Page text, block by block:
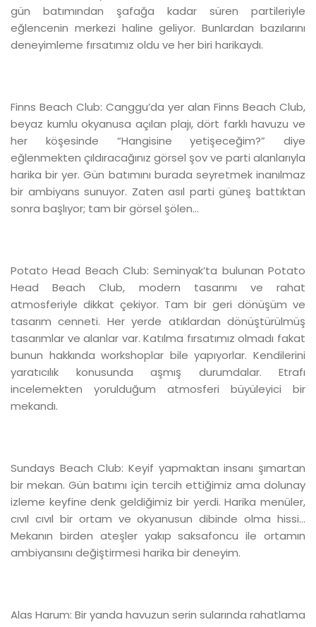
gün batımından şafağa kadar süren partileriyle
eğlencenin merkezi haline geliyor. Bunlardan bazılarını
deneyimleme fırsatımız oldu ve her biri harikaydı.
Finns Beach Club: Canggu’da yer alan Finns Beach Club,
beyaz kumlu okyanusa açılan plajı, dört farklı havuzu ve
her köşesinde “Hangisine yetişeceğim?” diye
eğlenmekten çıldıracağınız görsel şov ve parti alanlarıyla
harika bir yer. Gün batımını burada seyretmek inanılmaz
bir ambiyans sunuyor. Zaten asıl parti güneş battıktan
sonra başlıyor; tam bir görsel şölen...
Potato Head Beach Club: Seminyak’ta bulunan Potato
Head Beach Club, modern tasarımı ve rahat
atmosferiyle dikkat çekiyor. Tam bir geri dönüşüm ve
tasarım cenneti. Her yerde atıklardan dönüştürülmüş
tasarımlar ve alanlar var. Katılma fırsatımız olmadı fakat
bunun hakkında workshoplar bile yapıyorlar. Kendilerini
yaratıcılık konusunda aşmış durumdalar. Etrafı
incelemekten yorulduğum atmosferi büyüleyici bir
mekandı.
Sundays Beach Club: Keyif yapmaktan insanı şımartan
bir mekan. Gün batımı için tercih ettiğimiz ama dolunay
izleme keyfine denk geldiğimiz bir yerdi. Harika menüler,
cıvıl cıvıl bir ortam ve okyanusun dibinde olma hissi...
Mekanın birden ateşler yakıp saksafoncu ile ortamın
ambiyansını değiştirmesi harika bir deneyim.
Alas Harum: Bir yanda havuzun serin sularında rahatlama